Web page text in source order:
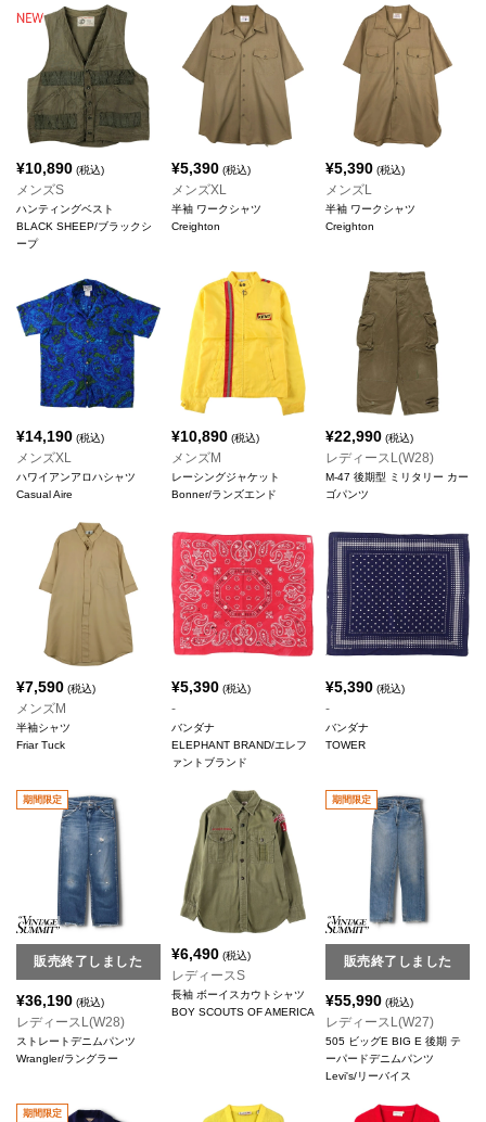
¥10,890 (税込)
メンズS
ハンティングベスト
BLACK SHEEP/ブラックシ
ープ
¥5,390(税込)
メンズXL
半袖 ワークシャツ
Creighton
¥5,390 (税込)
メンズL
半袖 ワークシャツ
Creighton
¥14,190 (税込)
メンズXL
ハワイアンアロハシャツ
Casual Aire
¥10,890(税込)
メンズM
レーシングジャケット
Bonner/ランズエンド
¥22,990 (税込)
レディースL(W28)
M-47 後期型 ミリタリー カー
ゴパンツ
¥7,590 (税込)
メンズM
半袖シャツ
Friar Tuck
¥5,390(税込)
-
バンダナ
ELEPHANT BRAND/エレフ
ァントブランド
¥5,390 (税込)
-
バンダナ
TOWER
期間限定
販売終了しました
¥36,190 (税込)
レディースL(W28)
ストレートデニムパンツ
Wrangler/ラングラー
¥6,490(税込)
レディースS
長袖 ボーイスカウトシャツ
BOY SCOUTS OF AMERICA
期間限定
販売終了しました
¥55,990 (税込)
レディースL(W27)
505 ビッグE BIG E 後期 テ
ーパードデニムパンツ
Levi's/リーバイス
期間限定